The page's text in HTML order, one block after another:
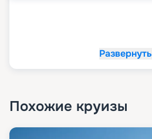
Развернуть
Похожие круизы